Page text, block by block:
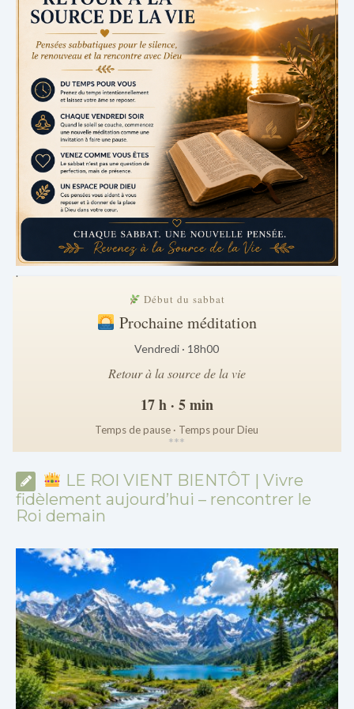
.
Début du sabbat
Prochaine méditation
Vendredi · 18h00
Retour à la source de la vie
17 h · 5 min
Temps de pause · Temps pour Dieu
***
LE ROI VIENT BIENTÔT | Vivre
fidèlement aujourd’hui – rencontrer le
Roi demain